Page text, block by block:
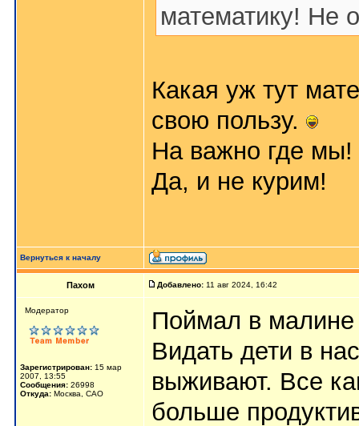
математику! Не
Какая уж тут
свою пользу.
На важно где мы!
Да, и не курим!
Вернуться к началу
Пахом Добавлено: 11 авг 2024, 16:42
Мoдератор
Зарегистрирован: 15 мар
2007, 13:55
Сообщения: 26998
Откуда: Москва, САО
Поймал в малине
Видать дети в
выживают. Все
больше